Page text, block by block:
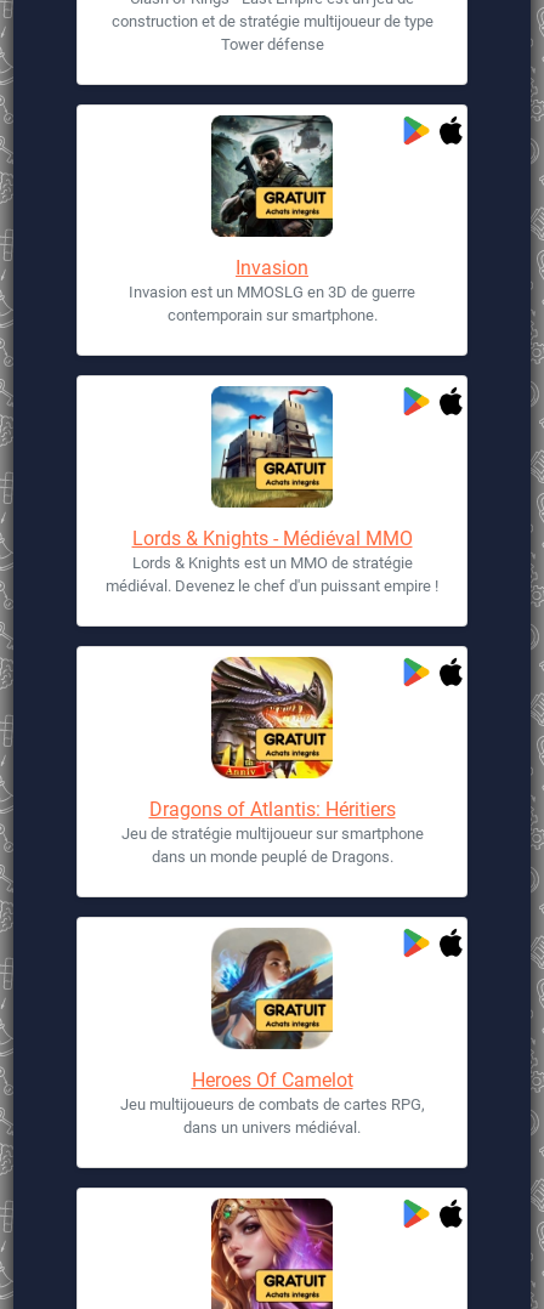
construction et de stratégie multijoueur de type
Tower défense
Invasion
Invasion est un MMOSLG en 3D de guerre
contemporain sur smartphone.
Lords & Knights - Médiéval MMO
Lords & Knights est un MMO de stratégie
médiéval. Devenez le chef d'un puissant empire !
Dragons of Atlantis: Héritiers
Jeu de stratégie multijoueur sur smartphone
dans un monde peuplé de Dragons.
Heroes Of Camelot
Jeu multijoueurs de combats de cartes RPG,
dans un univers médiéval.